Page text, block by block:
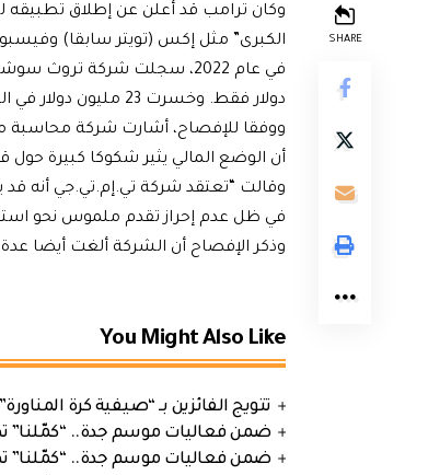
SHARE
الكبرى” مثل إكس (تويتر سابقا)
دولار فقط. وخسرت 23 مليون دولار في النصف الأول من هذا العام وبلغ صافي مبيعاتها 2.3 مليون دولار
ووفقا للإفصاح، أشارت شركة محاسبة
أن الوضع المالي يثير شكوكا كبيرة حول
وقالت “تعتقد شركة تي.إم.تي.جي أنه
في ظل عدم إحراز تقدم ملموس نحو
وذكر الإفصاح أن الشركة ألغت أيضا
You Might Also Like
تتويج الفائزين بـ “صيفية كرة
ضمن فعاليات موسم جدة.. “كمّلنا” تطلق
ضمن فعاليات موسم جدة.. “كمّلنا” تطلق